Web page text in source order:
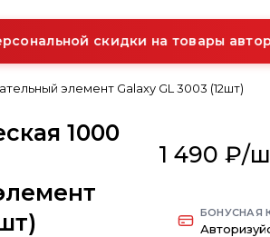
скидки на товары
элемент Galaxy GL 3003 (12шт)
1000
1 490 ₽/
БОНУСНАЯ